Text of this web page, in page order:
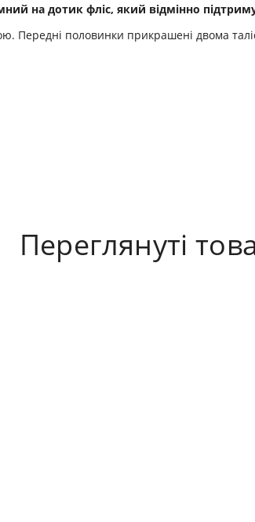
на дотик фліс, який відмінно
Передні половинки прикрашені двома
Переглянуті